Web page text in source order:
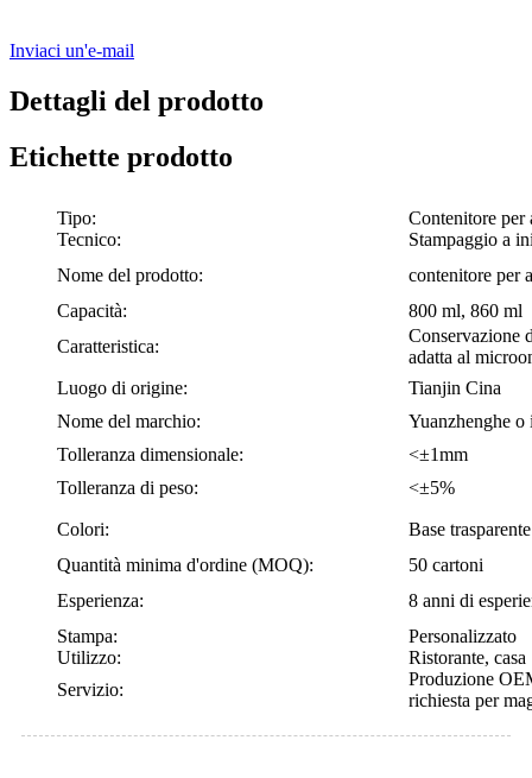
Inviaci un'e-mail
Dettagli del prodotto
Etichette prodotto
Tipo:
Contenitore per
Tecnico:
Stampaggio a
Nome del prodotto:
contenitore per
Capacità:
800 ml, 860 ml
Caratteristica:
Conservazione
adatta al
Luogo di origine:
Tianjin Cina
Nome del marchio:
Yuanzhenghe
Tolleranza dimensionale:
<±1mm
Tolleranza di peso:
<±5%
Colori:
Base
Quantità minima d'ordine (MOQ):
50 cartoni
Esperienza:
8 anni di
Stampa:
Personalizzato
Utilizzo:
Ristorante, casa
Servizio:
Produzione
richiesta per